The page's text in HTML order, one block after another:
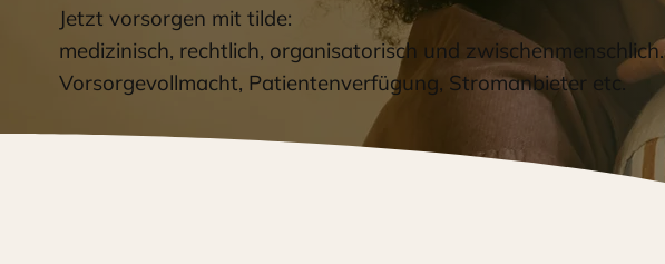
Jetzt vorsorgen mit tilde:
medizinisch, rechtlich, organisatorisch und zwischenmenschlich.
Vorsorgevollmacht, Patientenverfügung, Stromanbieter etc.